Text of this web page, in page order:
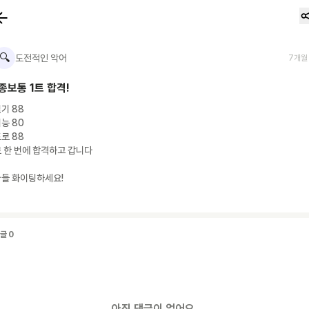
🔍 도전적인 악어 7개월
보통 1트 합격!
기 88
능 80
로 88
한 번에 합격하고 갑니다
들 화이팅하세요!
0